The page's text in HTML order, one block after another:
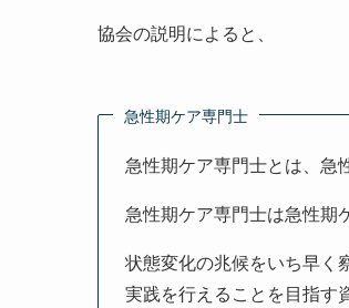
協会の説明によると、
急性期ケア専門士
急性期ケア専門士とは、急
急性期ケア専門士は急性期
状態変化の兆候をいち早く
実践を行えることを目指す